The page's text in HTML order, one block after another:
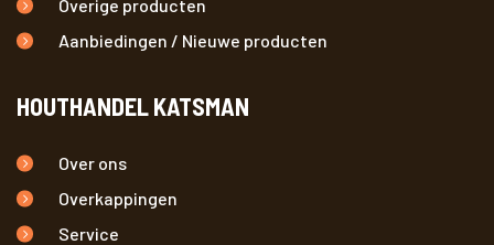
Overige producten
Aanbiedingen / Nieuwe producten
HOUTHANDEL KATSMAN
Over ons
Overkappingen
Service